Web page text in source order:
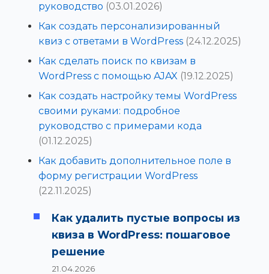
руководство (03.01.2026)
Как создать персонализированный
квиз с ответами в WordPress (24.12.2025)
Как сделать поиск по квизам в
WordPress с помощью AJAX (19.12.2025)
Как создать настройку темы WordPress
своими руками: подробное
руководство с примерами кода
(01.12.2025)
Как добавить дополнительное поле в
форму регистрации WordPress
(22.11.2025)
Как удалить пустые вопросы из
квиза в WordPress: пошаговое
решение
21.04.2026